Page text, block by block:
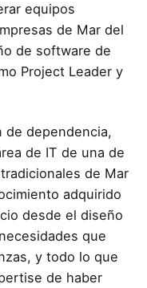
equipos
de Mar del
de software de
Project Leader y
de dependencia,
de IT de una de
de Mar
adquirido
desde el diseño
que
y todo lo que
de haber